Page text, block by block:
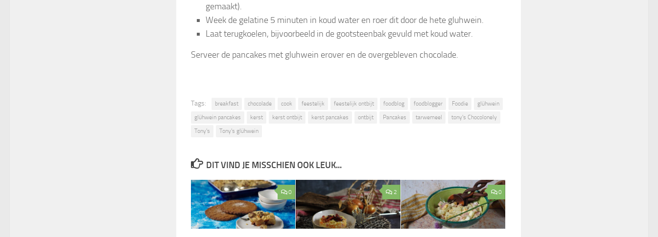
gemaakt).
Week de gelatine 5 minuten in koud water en roer dit door de hete gluhwein.
Laat terugkoelen, bijvoorbeeld in de gootsteenbak gevuld met koud water.
Serveer de pancakes met gluhwein erover en de overgebleven chocolade.
Tags: breakfast chocolade cook feestelijk feestelijk ontbijt foodblog foodblogger Foodie
glühwein
glühwein pancakes
kerst kerst ontbijt kerst pancakes ontbijt Pancakes tarwemeel
tony's Chocolonely
Tony's
Tony's glühwein
DIT VIND JE MISSCHIEN OOK LEUK...
0 2 0